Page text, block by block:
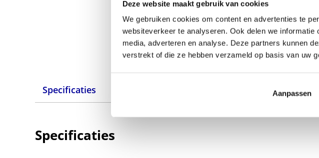
Deze website maakt gebruik van cookies
We gebruiken cookies om content en advertenties te
websiteverkeer te analyseren. Ook delen we
media, adverteren en analyse. Deze partners kunnen
verstrekt of die ze hebben verzameld op basis van uw
Aanpassen
Specificaties
Specificaties